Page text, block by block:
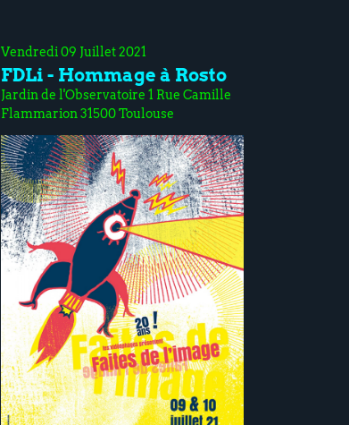
Vendredi 09 Juillet 2021
FDLi - Hommage à Rosto
Jardin de l'Observatoire 1 Rue Camille
Flammarion 31500 Toulouse